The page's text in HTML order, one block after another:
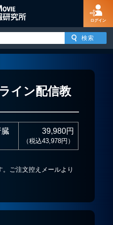
ログイン
イン配信教
39,980円
（税込43,978円）
ご注文控えメールより